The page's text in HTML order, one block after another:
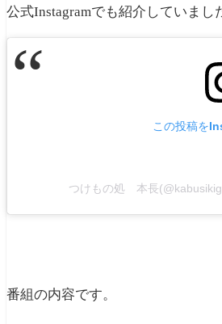
公式Instagramでも紹介していまし
この投稿を
つけもの処 本長
番組の内容です。